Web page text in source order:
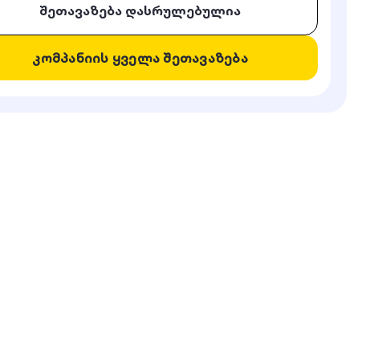
შეთავაზება დასრულებულია
კომპანიის ყველა შეთავაზება